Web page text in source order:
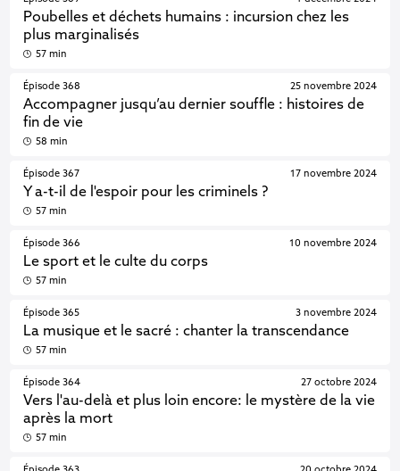
Poubelles et déchets humains : incursion chez les
plus marginalisés
57 min
Épisode 368
Accompagner jusqu’au dernier souffle : histoires de
fin de vie
25 novembre 2024
58 min
Épisode 367
Y a-t-il de l'espoir pour les criminels ?
17 novembre 2024
57 min
Épisode 366
Le sport et le culte du corps
10 novembre 2024
57 min
Épisode 365
La musique et le sacré : chanter la transcendance
3 novembre 2024
57 min
Épisode 364
Vers l'au-delà et plus loin encore: le mystère de la vie
après la mort
27 octobre 2024
57 min